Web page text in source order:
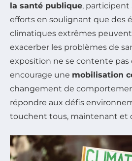
la santé publique, participent
efforts en soulignant que des
climatiques extrêmes
exacerber les problèmes de
exposition ne se contente pas
encourage une mobilisation
changement de
répondre aux défis
touchent tous, maintenant et